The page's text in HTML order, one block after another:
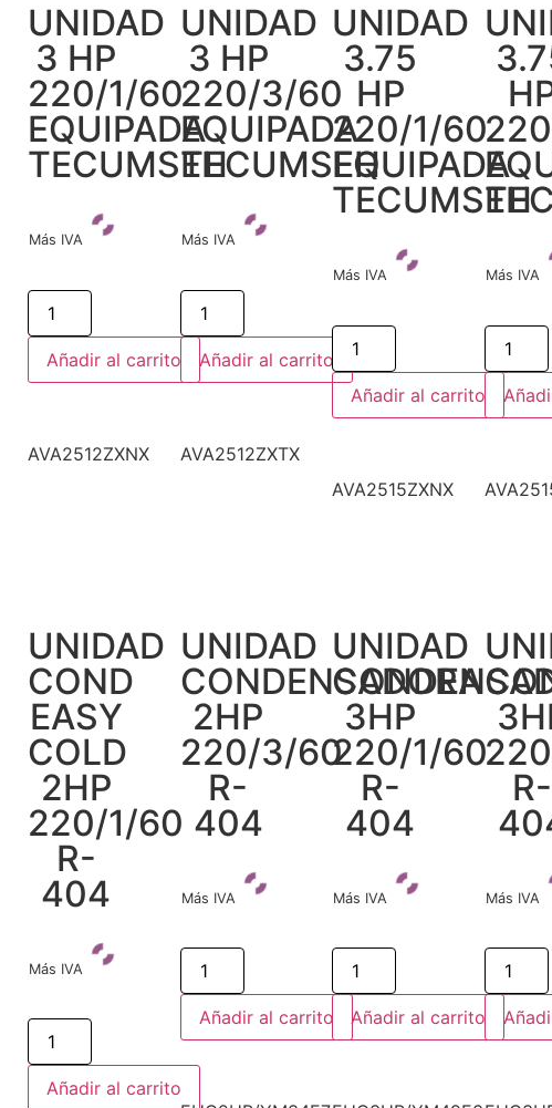
UNIDAD
3 HP
220/1/60
EQUIPADA
TECUMSEH
Más IVA
Añadir al carrito
AVA2512ZXNX
UNIDAD
3 HP
220/3/60
EQUIPADA
TECUMSEH
Más IVA
Añadir al carrito
AVA2512ZXTX
UNIDAD
3.75
HP
220/1/60
EQUIPADA
TECUMSEH
Más IVA
Añadir al carrito
AVA2515ZXNX
Más IVA
UNIDAD
COND
EASY
COLD
2HP
220/1/60
R-
404
Más IVA
Añadir al carrito
UNIDAD
CONDENSADORA
2HP
220/3/60
R-
404
Más IVA
Añadir al carrito
UNIDAD
3HP
220/1/60
R-
404
Más IVA
Añadir al carrito
R-
Más IVA